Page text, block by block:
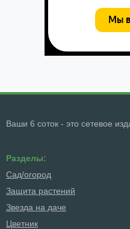
Ваши 6 соток - это сетевое
Разделы:
Сад/огород
Защита растений
Звезда на даче
Цветник